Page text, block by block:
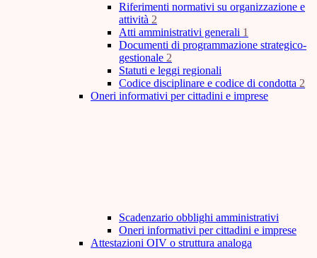
Riferimenti normativi su organizzazione e
attività 2
Atti amministrativi generali 1
Documenti di programmazione strategico-
gestionale 2
Statuti e leggi regionali
Codice disciplinare e codice di condotta 2
Oneri informativi per cittadini e imprese
Scadenzario obblighi amministrativi
Oneri informativi per cittadini e imprese
Attestazioni OIV o struttura analoga